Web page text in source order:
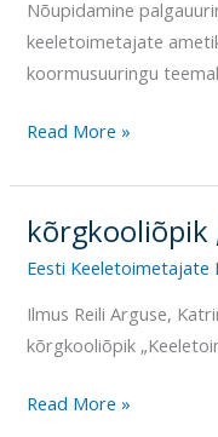
Nõupidamine
keeletoimetajate
koormusuuringu teemal
Read More »
kõrgkooliõpik
Eesti
Ilmus Reili Arguse,
kõrgkooliõpik
kõrgkooliõpik
„Keeletoimetamine“
Read More »